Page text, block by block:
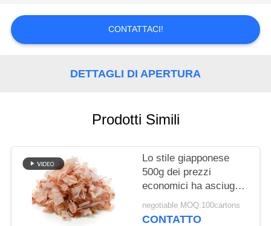
CHIEDI UN
PREVENTIVO
NORME
SULLA
PRIVACY
CONTATTACI!
DETTAGLI DI APERTURA
Prodotti Simili
Lo stile giapponese
500g dei prezzi
economici ha asciugato
i fiocchi del pesce della
sarda di Yamaki
negotiable MOQ:100cartons
CONTATTO